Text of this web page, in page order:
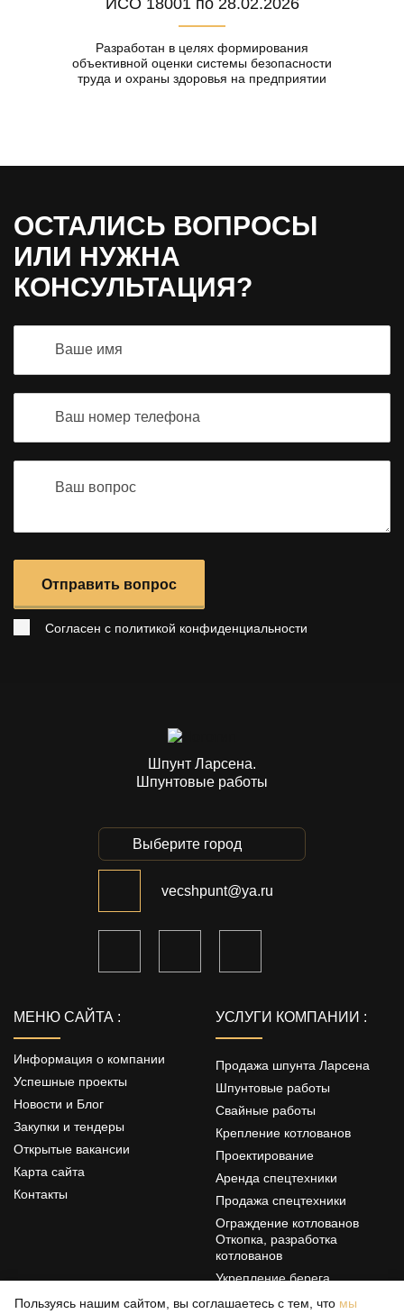
Разработан в целях формирования
объективной оценки системы безопасности
труда и охраны здоровья на предприятии
ОСТАЛИСЬ ВОПРОСЫ
ИЛИ НУЖНА
КОНСУЛЬТАЦИЯ?
Отправить вопрос
Согласен с политикой конфиденциальности
Шпунт Ларсена.
Шпунтовые работы
Выберите город
vecshpunt@ya.ru
МЕНЮ САЙТА :
Информация о компании
Успешные проекты
Новости и Блог
Закупки и тендеры
Открытые вакансии
Карта сайта
Контакты
УСЛУГИ КОМПАНИИ :
Продажа шпунта Ларсена
Шпунтовые работы
Свайные работы
Крепление котлованов
Проектирование
Аренда спецтехники
Продажа спецтехники
Ограждение котлованов
Откопка, разработка
котлованов
Укрепление берега
Цементация грунтов
Пользуясь нашим сайтом, вы соглашаетесь с тем, что мы